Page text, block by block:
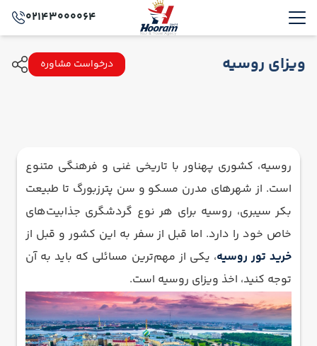
02143000064
ویزای روسیه درخواست مشاوره
روسیه، کشوری پهناور با تاریخی غنی و فرهنگی متنوع
است. از شهرهای مدرن مسکو و سن پترزبورگ تا طبیعت
بکر سیبری، روسیه برای هر نوع گردشگری جذابیت‌های
خاص خود را دارد. اما قبل از سفر به این کشور و قبل از
خرید تور روسیه، یکی از مهم‌ترین مسائلی که باید به آن
توجه کنید، اخذ ویزای روسیه است.